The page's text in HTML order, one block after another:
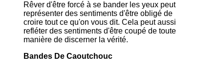
Rêver d'être forcé à se bander les yeux peut
représenter des sentiments d'être obligé de
croire tout ce qu'on vous dit. Cela peut aussi
refléter des sentiments d'être coupé de toute
manière de discerner la vérité.
Bandes De Caoutchouc